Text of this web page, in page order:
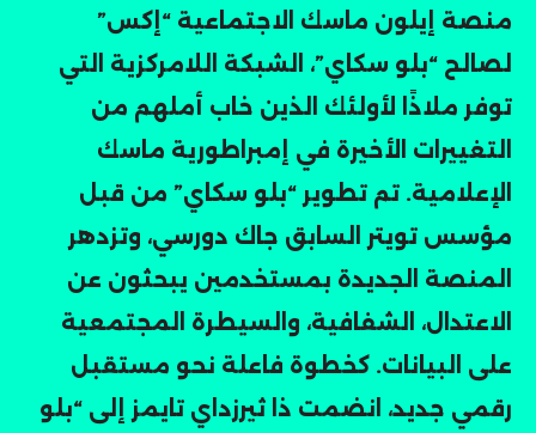
منصة إيلون ماسك الاجتماعية “إكس”
لصالح “بلو سكاي”، الشبكة اللامركزية التي
توفر ملاذًا لأولئك الذين خاب أملهم من
التغييرات الأخيرة في إمبراطورية ماسك
الإعلامية. تم تطوير “بلو سكاي” من قبل
مؤسس تويتر السابق جاك دورسي، وتزدهر
المنصة الجديدة بمستخدمين يبحثون عن
الاعتدال، الشفافية، والسيطرة المجتمعية
على البيانات. كخطوة فاعلة نحو مستقبل
رقمي جديد، انضمت ذا ثيرزداي تايمز إلى “بلو